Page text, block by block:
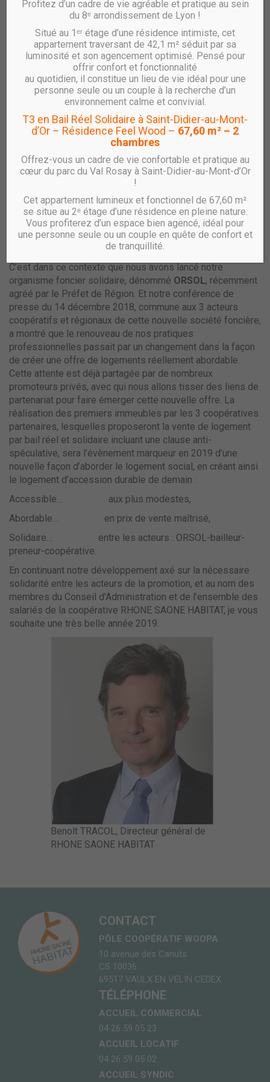
nombreux et situés dans des marchés très demandeurs, et
une inaccessibilité de l’offre actuelle pour les ménages
intermédiaires en accession à la propriété. Notamment sur
Lyon et Villeurbanne, traditionnellement avec 50% des
ventes sur la Métropole, où on peut constater une baisse
marquée de plus de 20% de l’activité, avec des prix de
sortie des logements qui dépassent largement les 5.000
Mais comment faire revenir les jeunes ménages actifs,
comment répondre à la demande de locataires ou
d’accédants confrontés, dans les zones tendues, à une
offre de logements insuffisante et trop chère ? Une
question sur laquelle les acteurs de la politique urbaine
butent depuis longtemps. Concernant l’accession à la
propriété, la France reste un pays ancré dans un dogme
représenté par le droit de propriété. Pour agir sur le prix de
fabrication du logement, il faut donc mettre en œuvre
d’autres formes de détention du bien immobilier, en
dissociant la propriété du bâti et celle du sol.
C’est dans ce contexte que nous avons lancé notre
organisme foncier solidaire, dénommé ORSOL, récemment
agréé par le Préfet de Région. Et notre conférence de
presse du 14 décembre 2018, commune aux 3 acteurs
coopératifs et régionaux de cette nouvelle société foncière,
a montré que le renouveau de nos pratiques
professionnelles passait par un changement dans la façon
de créer une offre de logements réellement abordable.
Cette attente est déjà partagée par de nombreux
promoteurs privés, avec qui nous allons tisser des liens de
partenariat pour faire émerger cette nouvelle offre. La
réalisation des premiers immeubles par les 3 coopératives
partenaires, lesquelles proposeront la vente de logement
par bail réel et solidaire incluant une clause anti-
spéculative, sera l’évènement marqueur en 2019 d’une
nouvelle façon d’aborder le logement social, en créant ainsi
le logement d’accession durable de demain :
Accessible… aux plus modestes,
Abordable… en prix de vente maîtrisé,
Solidaire… entre les acteurs : ORSOL-bailleur-
preneur-coopérative.
En continuant notre développement axé sur la nécessaire
solidarité entre les acteurs de la promotion, et au nom des
membres du Conseil d’Administration et de l’ensemble des
salariés de la coopérative RHONE SAONE HABITAT, je vous
souhaite une très belle année 2019.
Benoît TRACOL, Directeur général de
RHONE SAONE HABITAT
CONTACT
PÔLE COOPÉRATIF WOOPA
10 avenue des Canuts
CS 10036
69517 VAULX EN VELIN CEDEX
TÉLÉPHONE
ACCUEIL COMMERCIAL
04 26 59 05 23
ACCUEIL LOCATIF
04 26 59 05 02
ACCUEIL SYNDIC
Profitez d’un cadre de vie agréable et pratique au sein
du 8ᵉ arrondissement de Lyon !
Situé au 1ᵉʳ étage d’une résidence intimiste, cet
appartement traversant de 42,1 m² séduit par sa
luminosité et son agencement optimisé. Pensé pour
offrir confort et fonctionnalité
au quotidien, il constitue un lieu de vie idéal pour une
personne seule ou un couple à la recherche d’un
environnement calme et convivial.
T3 en Bail Réel Solidaire à Saint-Didier-au-Mont-
d’Or – Résidence Feel Wood – 67,60 m² – 2
chambres
Offrez-vous un cadre de vie confortable et pratique au
cœur du parc du Val Rosay à Saint-Didier-au-Mont-d’Or
!
Cet appartement lumineux et fonctionnel de 67,60 m²
se situe au 2ᵉ étage d’une résidence en pleine nature.
Vous profiterez d’un espace bien agencé, idéal pour
une personne seule ou un couple en quête de confort et
de tranquillité.